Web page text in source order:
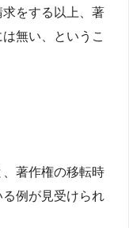
をする以上、著
無い、というこ
著作権の移転時
例が見受けられ